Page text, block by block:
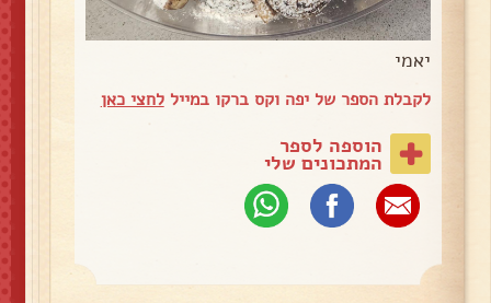
יאמי
לקבלת הספר של יפה וקס ברקו במייללחצי כאן
הוספה לספר
המתכונים שלי